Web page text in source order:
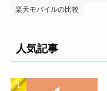
楽天モバイルの比較
人気記事